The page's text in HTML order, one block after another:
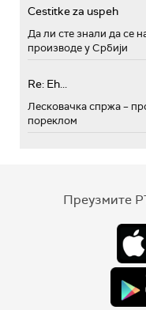
Cestitke za uspeh
Да ли сте знали да се
производе у Србији
Re: Eh...
Лесковачка спржа –
пореклом
Преузмите